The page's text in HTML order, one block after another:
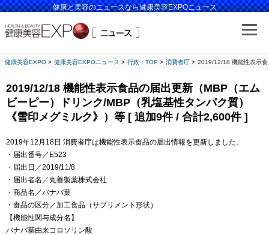
健康と美容のニュースなら健康美容EXPOニュース
健康美容EXPO 健康美容EXPOニュース 行政：TOP 消費者庁 2019/12/18 機能性表示食
2019/12/18 機能性表示食品の届出更新（MBP（エム
ビーピー）ドリンク/MBP（乳塩基性タンパク質）
《雪印メグミルク》）等 [ 追加9件 / 合計2,600件 ]
2019年12月18日 消費者庁は機能性表示食品の届出情報を更新しました。
・届出番号／E523
・届出日／2019/11/8
・届出者名／丸善製薬株式会社
・商品名／バナバ葉
・食品の区分／加工食品（サプリメント形状）
【機能性関与成分名】
バナバ葉由来コロソリン酸